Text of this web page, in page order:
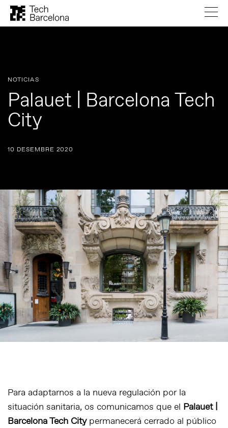
NOTICIAS
Palauet | Barcelona Tech
City
10 DESEMBRE 2020
Para adaptarnos a la nueva regulación por la
situación sanitaria, os comunicamos que el Palauet |
Barcelona Tech Citypermanecerá cerrado al público